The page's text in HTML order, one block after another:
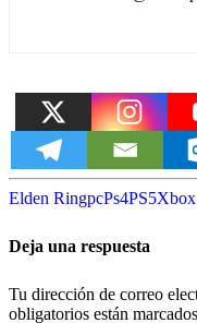
Elden RingpcPs4PS5
Deja una respuesta
Tu dirección de correo
obligatorios están